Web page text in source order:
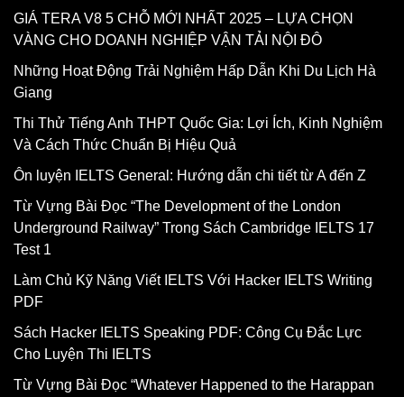
GIÁ TERA V8 5 CHỖ MỚI NHẤT 2025 – LỰA CHỌN
VÀNG CHO DOANH NGHIỆP VẬN TẢI NỘI ĐÔ
Những Hoạt Động Trải Nghiệm Hấp Dẫn Khi Du Lịch Hà
Giang
Thi Thử Tiếng Anh THPT Quốc Gia: Lợi Ích, Kinh Nghiệm
Và Cách Thức Chuẩn Bị Hiệu Quả
Ôn luyện IELTS General: Hướng dẫn chi tiết từ A đến Z
Từ Vựng Bài Đọc “The Development of the London
Underground Railway” Trong Sách Cambridge IELTS 17
Test 1
Làm Chủ Kỹ Năng Viết IELTS Với Hacker IELTS Writing
PDF
Sách Hacker IELTS Speaking PDF: Công Cụ Đắc Lực
Cho Luyện Thi IELTS
Từ Vựng Bài Đọc “Whatever Happened to the Harappan